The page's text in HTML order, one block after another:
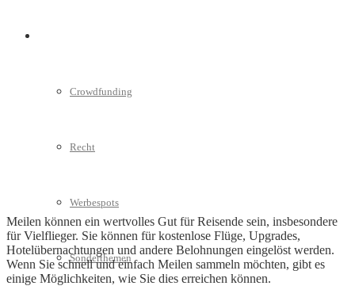
Crowdfunding
Recht
Werbespots
Sonderthemen
Meilen können ein wertvolles Gut für Reisende sein, insbesondere
für Vielflieger. Sie können für kostenlose Flüge, Upgrades,
Hotelübernachtungen und andere Belohnungen eingelöst werden.
Wenn Sie schnell und einfach Meilen sammeln möchten, gibt es
einige Möglichkeiten, wie Sie dies erreichen können.